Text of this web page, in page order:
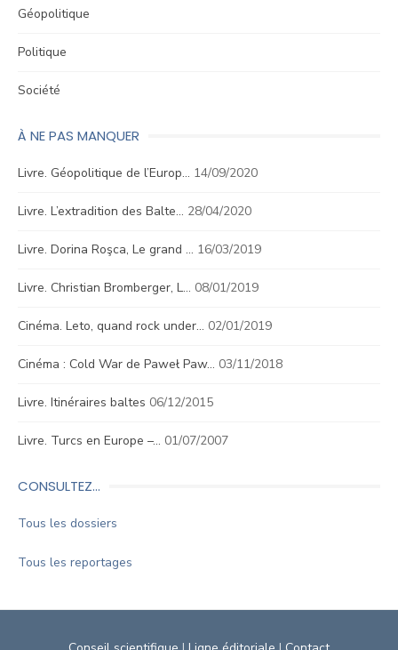
Géopolitique
Politique
Société
À NE PAS MANQUER
Livre. Géopolitique de l’Europ… 14/09/2020
Livre. L’extradition des Balte… 28/04/2020
Livre. Dorina Roşca, Le grand … 16/03/2019
Livre. Christian Bromberger, L… 08/01/2019
Cinéma. Leto, quand rock under… 02/01/2019
Cinéma : Cold War de Paweł Paw… 03/11/2018
Livre. Itinéraires baltes 06/12/2015
Livre. Turcs en Europe –… 01/07/2007
CONSULTEZ…
Tous les dossiers
Tous les reportages